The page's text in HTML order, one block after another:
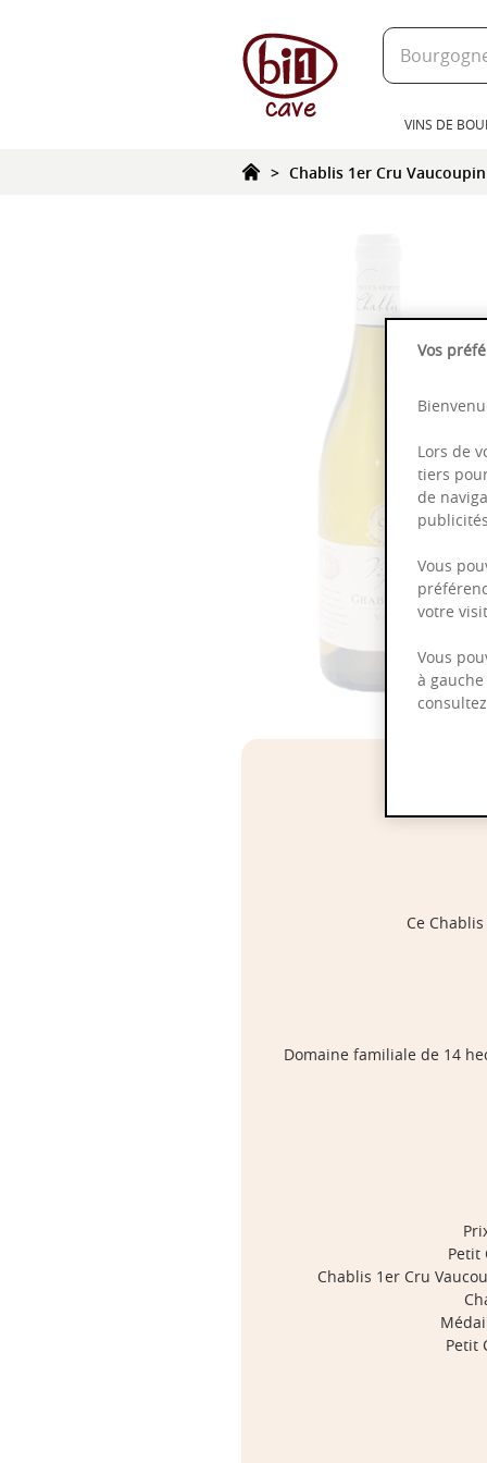
VINS DE
Chablis 1er Cru
Ce
Domaine familiale de 14
Petit
Chablis 1er Cru
Petit
Vos
Lors de
tiers
de
Vous
votre
Vous
à